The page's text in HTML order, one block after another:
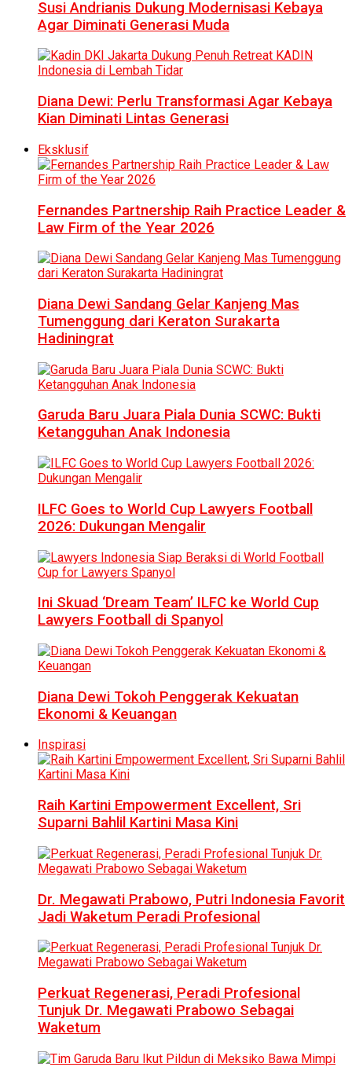
Susi Andrianis Dukung Modernisasi Kebaya
Agar Diminati Generasi Muda
Diana Dewi: Perlu Transformasi Agar Kebaya
Kian Diminati Lintas Generasi
Eksklusif
Fernandes Partnership Raih Practice Leader &
Law Firm of the Year 2026
Diana Dewi Sandang Gelar Kanjeng Mas
Tumenggung dari Keraton Surakarta
Hadiningrat
Garuda Baru Juara Piala Dunia SCWC: Bukti
Ketangguhan Anak Indonesia
ILFC Goes to World Cup Lawyers Football
2026: Dukungan Mengalir
Ini Skuad ‘Dream Team’ ILFC ke World Cup
Lawyers Football di Spanyol
Diana Dewi Tokoh Penggerak Kekuatan
Ekonomi & Keuangan
Inspirasi
Raih Kartini Empowerment Excellent, Sri
Suparni Bahlil Kartini Masa Kini
Dr. Megawati Prabowo, Putri Indonesia Favorit
Jadi Waketum Peradi Profesional
Perkuat Regenerasi, Peradi Profesional
Tunjuk Dr. Megawati Prabowo Sebagai
Waketum